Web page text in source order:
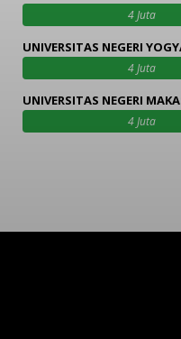
4 Juta
UNIVERSITAS NEGERI
4 Juta
UNIVERSITAS NEGERI
4 Juta